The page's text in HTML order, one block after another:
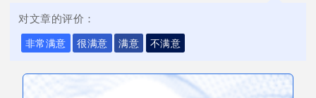
对文章的评价：
非常满意 很满意 满意 不满意